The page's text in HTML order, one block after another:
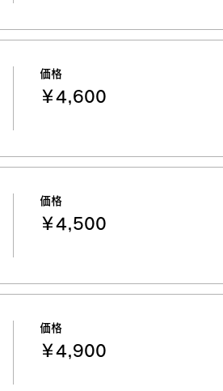
価格
￥4,600
価格
￥4,500
価格
￥4,900